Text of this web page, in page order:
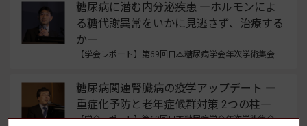
糖尿病に潜む内分泌疾患 ―ホルモンによ
る糖代謝異常をいかに見逃さず、治療する
か―
【学会レポート】第69回日本糖尿病学会年次学術集会
糖尿病関連腎臓病の疫学アップデート ―
重症化予防と老年症候群対策 2つの柱―
【学会レポート】第69回日本糖尿病学会年次学術集会